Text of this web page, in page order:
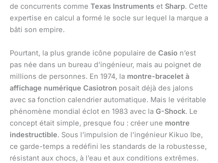
de concurrents comme Texas Instruments et Sharp. Cette
expertise en calcul a formé le socle sur lequel la marque a
bâti son empire.
Pourtant, la plus grande icône populaire de Casio n’est
pas née dans un bureau d’ingénieur, mais au poignet de
millions de personnes. En 1974, la montre-bracelet à
affichage numérique Casiotron posait déjà des jalons
avec sa fonction calendrier automatique. Mais le véritable
phénomène mondial éclot en 1983 avec la G-Shock. Le
concept était simple, presque fou : créer une montre
indestructible. Sous l’impulsion de l’ingénieur Kikuo Ibe,
ce garde-temps a redéfini les standards de la robustesse,
résistant aux chocs, à l’eau et aux conditions extrêmes.